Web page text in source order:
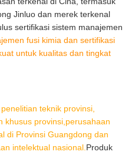
Jinluo dan merek terkenal
sertifikasi sistem manajemen
fusi kimia dan sertifikasi
untuk kualitas dan tingkat
teknik provinsi,
khusus provinsi,perusahaan
di Provinsi Guangdong dan
intelektual nasional.Produk